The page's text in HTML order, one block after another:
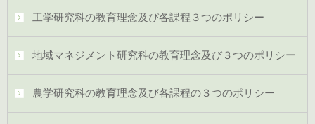
工学研究科の教育理念及び各課程３つのポリシー
地域マネジメント研究科の教育理念及び３つのポリシー
農学研究科の教育理念及び各課程の３つのポリシー